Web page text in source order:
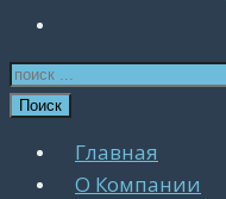
Поиск
Главная
О Компании